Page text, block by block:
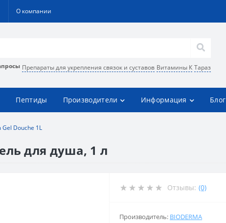
О компании
Препараты для укрепления связок и суставов Витамины К Тараз
Пептиды Производители Информация Блог
Douche 1L
для душа, 1 л
Отзывы: (0)
Производитель: BIODERMA